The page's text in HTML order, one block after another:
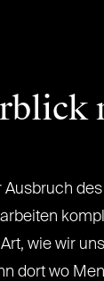
Ausbruch
wie wir
dort wo